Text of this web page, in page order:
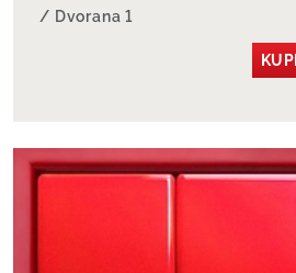
/ Dvorana 1